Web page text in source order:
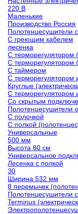
220 В
Маленькие
Производство Россия
Полотенцесушители
С греющим кабелем
лесенка
С терморегулятором
С терморегулятором
С таймером
С терморегулятором
Круглые
С терморегулятором
Со скрытым
Полотенцесушители
С полочкой
С полкой
Универсальные
500 мм
Высота 80 см
Универсальное
Лесенка с полкой
30
Ширина 532 мм
8 перемычек
Полотенцесушители
Terminus